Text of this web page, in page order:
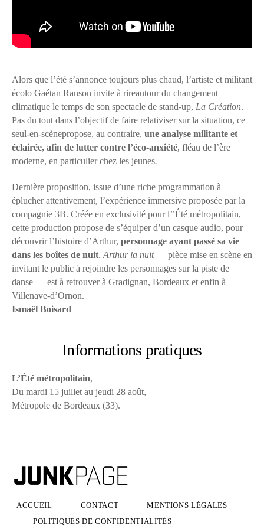
Alors que l’été s’annonce toujours plus chaud, l’artiste et militant
écolo Gaétan Ranson invite à rireautour du changement
climatique le temps de son spectacle de stand-up, La Création.
Pas du tout dans l’objectif de faire relativiser sur la situation, ce
seul-en-scènepropose, au contraire, une analyse militante et
éclairée, afin de lutter contre l’éco-anxiété, fléau de l’ère
moderne, en particulier chez les jeunes.
Dernière proposition, issue d’une riche programmation à
éplucher attentivement, l’expérience immersive proposée par la
compagnie 3B. Créée en exclusivité pour l’’Été métropolitain,
cette production propose de s’équiper d’un casque audio, pour
découvrir l’histoire d’Arthur, personnage ayant passé sa vie
dans les boîtes de nuit. Arthur la nuit— pièce mise en scène en
invitant le public à rejoindre les personnages sur la piste de
danse — est à retrouver à Gradignan, Bordeaux et enfin à
Villenave-d’Ornon.
Ismaël Boisard
Informations pratiques
L’Été métropolitain,
Du mardi 15 juillet au jeudi 28 août,
Métropole de Bordeaux (33).
ACCUEIL CONTACT
MENTIONS LÉGALES
POLITIQUES DE CONFIDENTIALITÉS